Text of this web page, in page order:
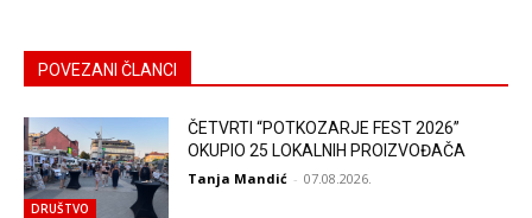
POVEZANI ČLANCI
DRUŠTVO
ČETVRTI “POTKOZARJE FEST 2026”
OKUPIO 25 LOKALNIH PROIZVOĐAČA
Tanja Mandić - 07.08.2026.